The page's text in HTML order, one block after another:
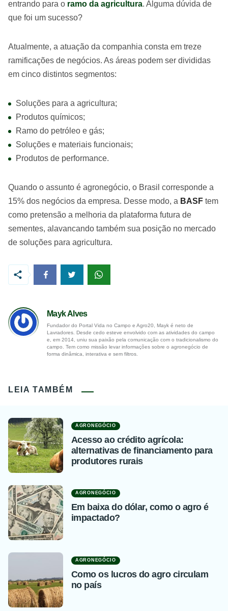
entrando para o ramo da agricultura. Alguma dúvida de
que foi um sucesso?
Atualmente, a atuação da companhia consta em treze
ramificações de negócios. As áreas podem ser divididas
em cinco distintos segmentos:
Soluções para a agricultura;
Produtos químicos;
Ramo do petróleo e gás;
Soluções e materiais funcionais;
Produtos de performance.
Quando o assunto é agronegócio, o Brasil corresponde a
15% dos negócios da empresa. Desse modo, a BASF tem
como pretensão a melhoria da plataforma futura de
sementes, alavancando também sua posição no mercado
de soluções para agricultura.
Mayk Alves
Fundador do Portal Vida no Campo e Agro20, Mayk é neto de
Lavradores. Desde cedo esteve envolvido com as atividades do campo
e, em 2014, uniu sua paixão pela comunicação com o tradicionalismo do
campo. Tem como missão levar informações sobre o agronegócio de
forma dinâmica, interativa e sem filtros.
LEIA TAMBÉM
AGRONEGÓCIO
Acesso ao crédito agrícola:
alternativas de financiamento para
produtores rurais
AGRONEGÓCIO
Em baixa do dólar, como o agro é
impactado?
AGRONEGÓCIO
Como os lucros do agro circulam
no país